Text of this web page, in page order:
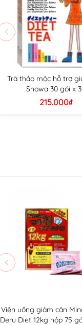
Trà thảo mộc hỗ trợ
Showa 30 gói x
215.000₫
Viên uống giảm cân
Deru Diet 12kg hộp 75